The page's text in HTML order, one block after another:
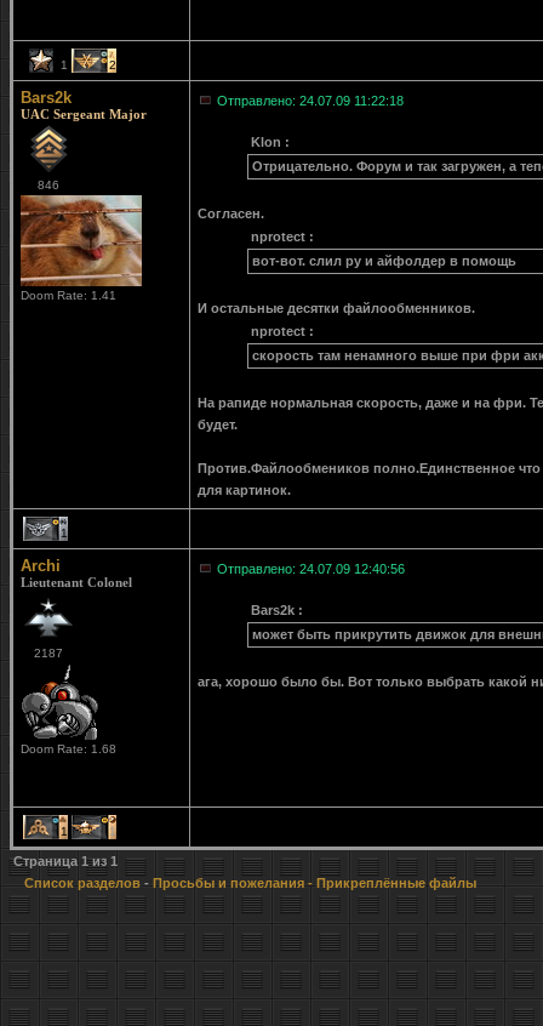
1 2
Bars2k
UAC Sergeant Major
846
Doom Rate: 1.41
Отправлено: 24.07.09 11:22:18
Klon :
Отрицательно. Форум и так загружен, а
Согласен.
nprotect :
вот-вот. слил ру и айфолдер в помощь
И остальные десятки файлообменников.
nprotect :
скорость там ненамного выше при фри
На рапиде нормальная скорость, даже и на фри.
будет.
Против.Файлообмеников полно.Единственное
для картинок.
1
Archi
Lieutenant Colonel
2187
Doom Rate: 1.68
Отправлено: 24.07.09 12:40:56
Bars2k :
может быть прикрутить движок для
ага, хорошо было бы. Вот только выбрать какой
1 1
Страница 1из 1
Список разделов - Просьбы и пожелания - Прикреплённые файлы